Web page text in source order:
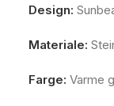
Design:
Materiale:
Farge: Varme